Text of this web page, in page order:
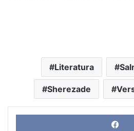
Literatura
Sherezade